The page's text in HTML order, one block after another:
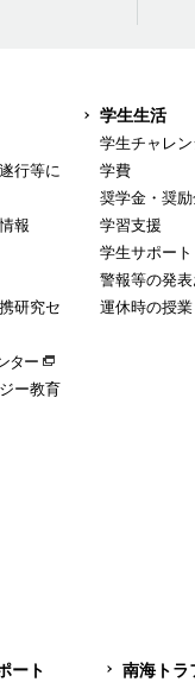
行等に
報
研究セ
ター
ー教育
学生生活
学生チャレ
学費
奨学金・奨
学習支援
学生サポート
警報等の発
運休時の授
ート
南海トラ